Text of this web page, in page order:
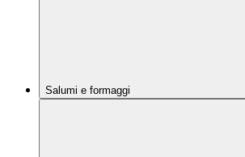
Salumi e formaggi